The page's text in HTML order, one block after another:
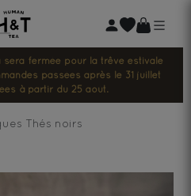
sera fermée pour la trêve estivale
passées après le 31 juillet
à partir du 25 août.
Thés noirs